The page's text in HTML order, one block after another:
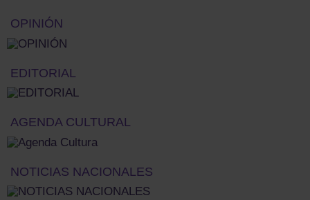
OPINIÓN
EDITORIAL
AGENDA CULTURAL
NOTICIAS NACIONALES